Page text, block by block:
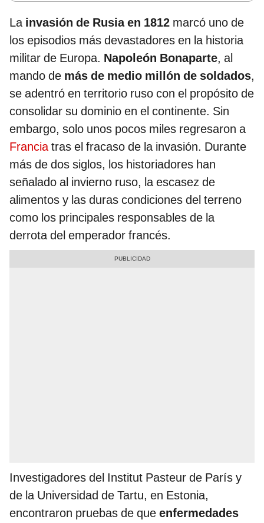
La invasión de Rusia en 1812 marcó uno de
los episodios más devastadores en la historia
militar de Europa. Napoleón Bonaparte, al
mando de más de medio millón de soldados,
se adentró en territorio ruso con el propósito de
consolidar su dominio en el continente. Sin
embargo, solo unos pocos miles regresaron a
Franciatras el fracaso de la invasión. Durante
más de dos siglos, los historiadores han
señalado al invierno ruso, la escasez de
alimentos y las duras condiciones del terreno
como los principales responsables de la
derrota del emperador francés.
Investigadores del Institut Pasteur de París y
de la Universidad de Tartu, en Estonia,
encontraron pruebas de que enfermedades